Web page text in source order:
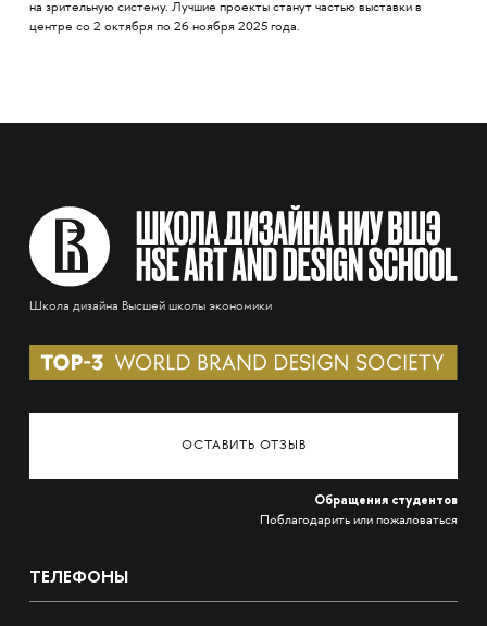
на зрительную систему. Лучшие проекты станут частью выставки в
центре со 2 октября по 26 ноября 2025 года.
Школа дизайна Высшей школы экономики
ОСТАВИТЬ ОТЗЫВ
Обращения студентов
Поблагодарить или пожаловаться
ТЕЛЕФОНЫ